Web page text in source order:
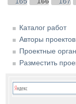
Каталог работ
Авторы проектов
Проектные
Разместить